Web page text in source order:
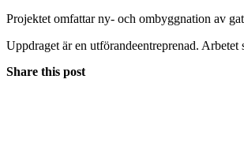
Projektet omfattar ny- och ombyggnation av
Uppdraget är en utförandeentreprenad.
Share this post